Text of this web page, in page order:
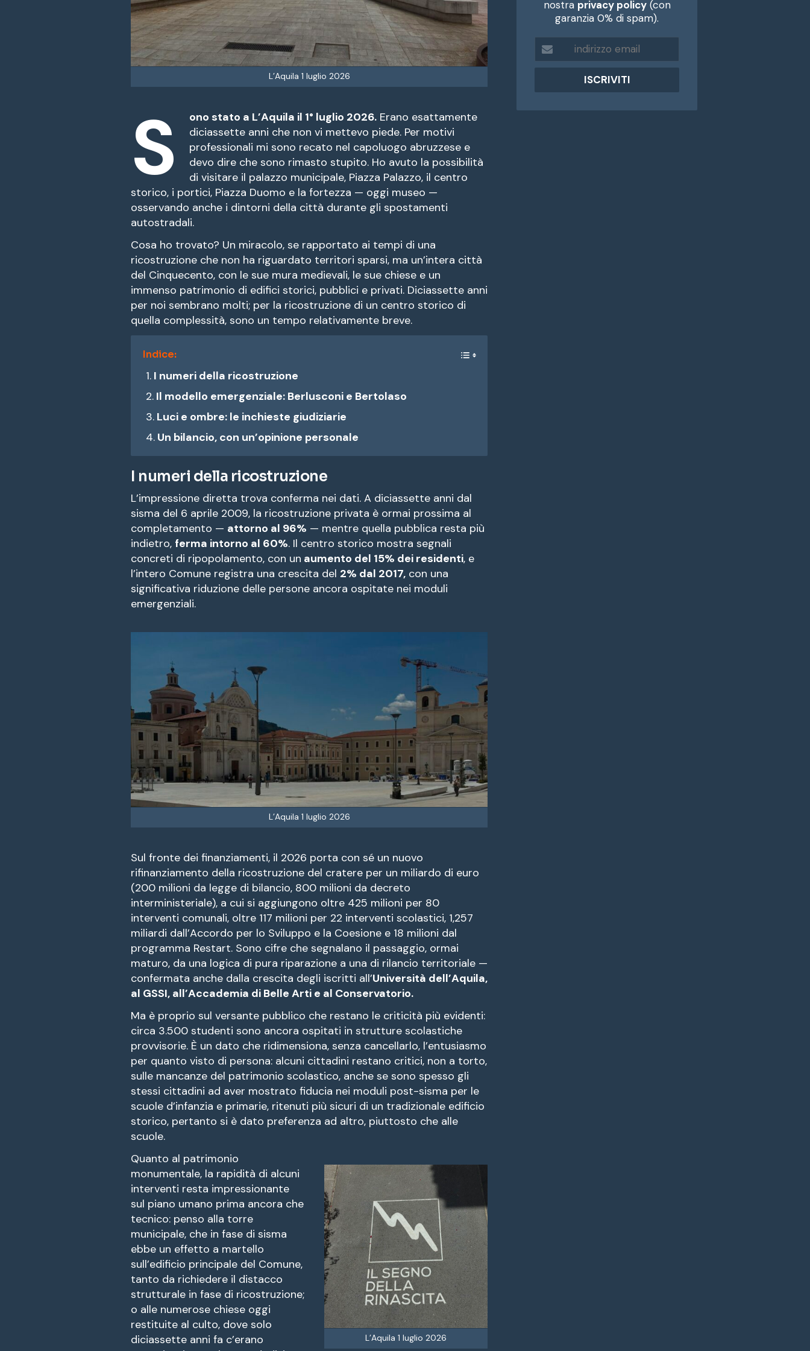
L’Aquila 1 luglio 2026
S ono stato a L’Aquila il 1° luglio 2026. Erano esattamente
diciassette anni che non vi mettevo piede. Per motivi
professionali mi sono recato nel capoluogo abruzzese e
devo dire che sono rimasto stupito. Ho avuto la possibilità
di visitare il palazzo municipale, Piazza Palazzo, il centro
storico, i portici, Piazza Duomo e la fortezza — oggi museo —
osservando anche i dintorni della città durante gli spostamenti
autostradali.
Cosa ho trovato? Un miracolo, se rapportato ai tempi di una
ricostruzione che non ha riguardato territori sparsi, ma un’intera città
del Cinquecento, con le sue mura medievali, le sue chiese e un
immenso patrimonio di edifici storici, pubblici e privati. Diciassette anni
per noi sembrano molti; per la ricostruzione di un centro storico di
quella complessità, sono un tempo relativamente breve.
Indice:
I numeri della ricostruzione
Il modello emergenziale: Berlusconi e Bertolaso
Luci e ombre: le inchieste giudiziarie
Un bilancio, con un’opinione personale
I numeri della ricostruzione
L’impressione diretta trova conferma nei dati. A diciassette anni dal
sisma del 6 aprile 2009, la ricostruzione privata è ormai prossima al
completamento — attorno al 96% — mentre quella pubblica resta più
indietro, ferma intorno al 60%. Il centro storico mostra segnali
concreti di ripopolamento, con un aumento del 15% dei residenti, e
l’intero Comune registra una crescita del 2% dal 2017, con una
significativa riduzione delle persone ancora ospitate nei moduli
emergenziali.
L’Aquila 1 luglio 2026
Sul fronte dei finanziamenti, il 2026 porta con sé un nuovo
rifinanziamento della ricostruzione del cratere per un miliardo di euro
(200 milioni da legge di bilancio, 800 milioni da decreto
interministeriale), a cui si aggiungono oltre 425 milioni per 80
interventi comunali, oltre 117 milioni per 22 interventi scolastici, 1,257
miliardi dall’Accordo per lo Sviluppo e la Coesione e 18 milioni dal
programma Restart. Sono cifre che segnalano il passaggio, ormai
maturo, da una logica di pura riparazione a una di rilancio territoriale —
confermata anche dalla crescita degli iscritti all’Università dell’Aquila,
al GSSI, all’Accademia di Belle Arti e al Conservatorio.
Ma è proprio sul versante pubblico che restano le criticità più evidenti:
circa 3.500 studenti sono ancora ospitati in strutture scolastiche
provvisorie. È un dato che ridimensiona, senza cancellarlo, l’entusiasmo
per quanto visto di persona: alcuni cittadini restano critici, non a torto,
sulle mancanze del patrimonio scolastico, anche se sono spesso gli
stessi cittadini ad aver mostrato fiducia nei moduli post-sisma per le
scuole d’infanzia e primarie, ritenuti più sicuri di un tradizionale edificio
storico, pertanto si è dato preferenza ad altro, piuttosto che alle
scuole.
L’Aquila 1 luglio 2026
Quanto al patrimonio
monumentale, la rapidità di alcuni
interventi resta impressionante
sul piano umano prima ancora che
tecnico: penso alla torre
municipale, che in fase di sisma
ebbe un effetto a martello
sull’edificio principale del Comune,
tanto da richiedere il distacco
strutturale in fase di ricostruzione;
o alle numerose chiese oggi
restituite al culto, dove solo
diciassette anni fa c’erano
nostra privacy policy(con
garanzia 0% di spam).
d
r